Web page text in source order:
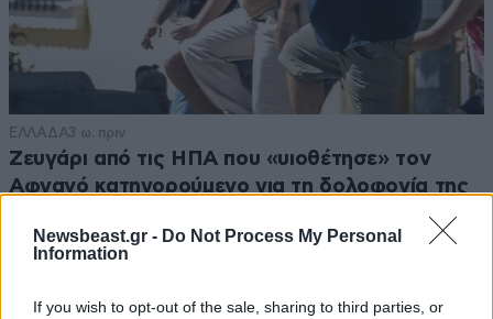
Newsbeast.gr - Do Not Process My Personal
Information
If you wish to opt-out of the sale, sharing to third parties, or
ΕΛΛΑΔΑ3 ω. πριν
Ζευγάρι από τις ΗΠΑ που «υιοθέτησε» τον
Αφγανό κατηγορούμενο για τη δολοφονία της
Ελίζαμπεθ Ρος: «Είμαστε συντετριμμένοι – Δεν
έδειξε ποτέ ότι ήταν ικανός για κάτι τέτοιο»